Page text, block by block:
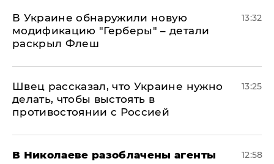
В Украине обнаружили новую
модификацию "Герберы" – детали
раскрыл Флеш
13:32
Швец рассказал, что Украине нужно
делать, чтобы выстоять в
противостоянии с Россией
13:25
В Николаеве разоблачены агенты
12:58